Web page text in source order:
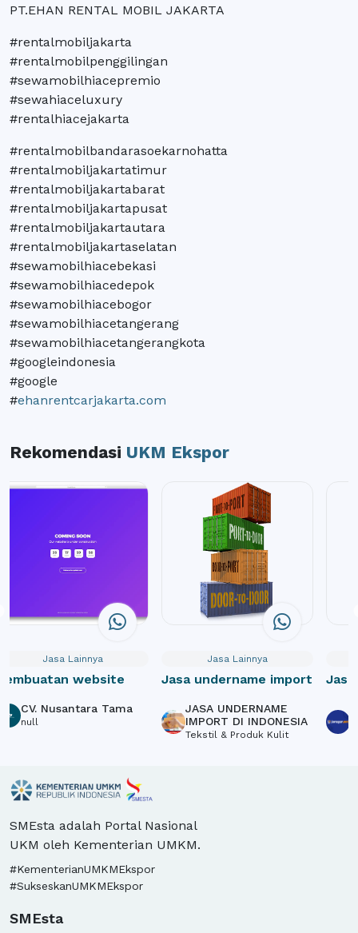
PT.EHAN RENTAL MOBIL JAKARTA
#rentalmobiljakarta
#rentalmobilpenggilingan
#sewamobilhiacepremio
#sewahiaceluxury
#rentalhiacejakarta
#rentalmobilbandarasoekarnohatta
#rentalmobiljakartatimur
#rentalmobiljakartabarat
#rentalmobiljakartapusat
#rentalmobiljakartautara
#rentalmobiljakartaselatan
#sewamobilhiacebekasi
#sewamobilhiacedepok
#sewamobilhiacebogor
#sewamobilhiacetangerang
#sewamobilhiacetangerangkota
#googleindonesia
#google
#ehanrentcarjakarta.com
Rekomendasi UKM Ekspor
Jasa Lainnya
website
CV. Nusantara Tama
null
Jasa Lainnya
Jasa undername import
JASA UNDERNAME
IMPORT DI INDONESIA
Tekstil & Produk Kulit
SMEsta adalah Portal Nasional
UKM oleh Kementerian UMKM.
#KementerianUMKMEkspor
#SukseskanUMKMEkspor
SMEsta